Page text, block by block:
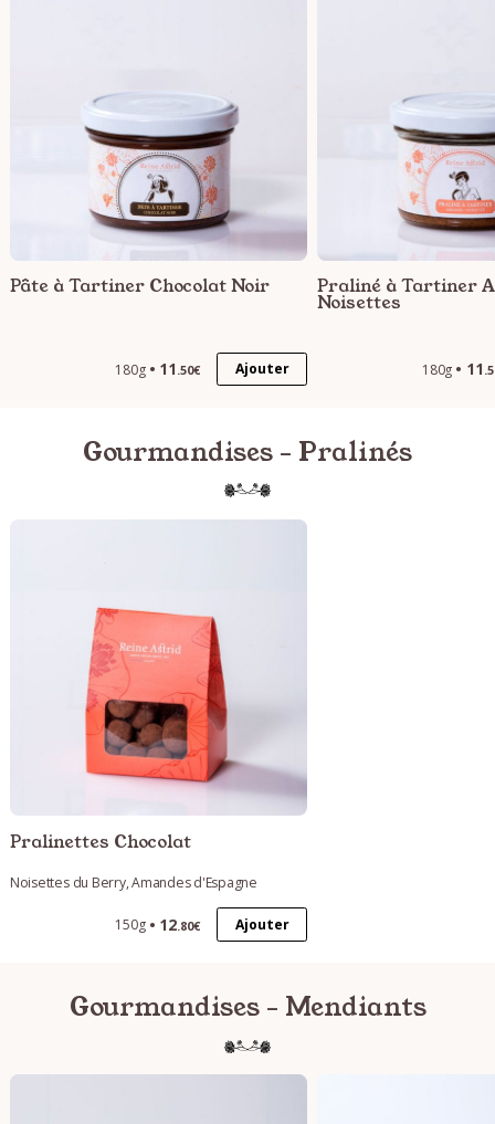
Pâte à Tartiner Chocolat Noir
180g 11 .50€ Ajouter
Praliné à Tartiner
Noisettes
180g 11
Gourmandises - Pralinés
Pralinettes Chocolat
Noisettes du Berry, Amandes d'Espagne
150g 12.80€ Ajouter
Gourmandises - Mendiants